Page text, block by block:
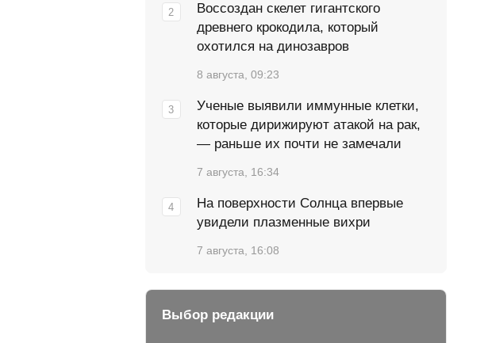
Воссоздан скелет гигантского
древнего крокодила, который
охотился на динозавров
8 августа, 09:23
Ученые выявили иммунные клетки,
которые дирижируют атакой на рак,
— раньше их почти не замечали
7 августа, 16:34
На поверхности Солнца впервые
увидели плазменные вихри
7 августа, 16:08
Выбор редакции